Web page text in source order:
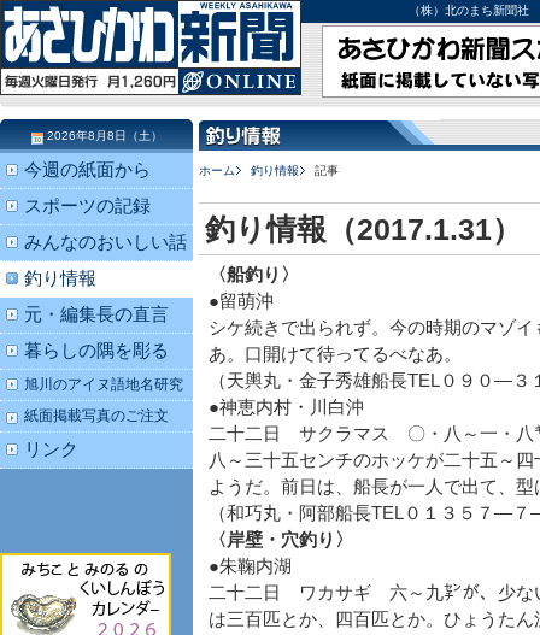
（株）北のまち新聞
ホーム 釣り情報 記事
釣り情報（2017.1.31）
〈船釣り〉
●留萌沖
シケ続きで出られず。今の時期のマゾ
あ。口開けて待ってるべなあ。
（天輿丸・金子秀雄船長TEL０９０―
●神恵内村・川白沖
二十二日 サクラマス 〇・八～一・八
八～三十五センチのホッケが二十五～
ようだ。前日は、船長が一人で出て、
（和巧丸・阿部船長TEL０１３５７―
〈岸壁・穴釣り〉
●朱鞠内湖
二十二日 ワカサギ 六～九㌢が、少な
は三百匹とか、四百匹とか。ひょうた
2026年8月8日（土）
今週の紙面から
スポーツの記録
みんなのおいしい話
釣り情報
元・編集長の直言
暮らしの隅を彫る
旭川のアイヌ語地名研究
紙面掲載写真のご注文
リンク